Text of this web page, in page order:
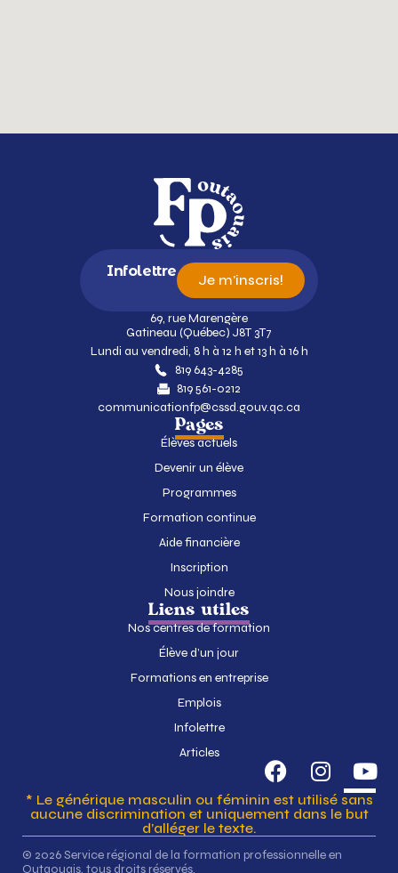
Infolettre
Je m'inscris!
69, rue Marengère
Gatineau (Québec) J8T 3T7
Lundi au vendredi, 8 h à 12 h et 13 h à 16 h
819 643-4285
819 561-0212
communicationfp@cssd.gouv.qc.ca
Pages
Élèves actuels
Devenir un élève
Programmes
Formation continue
Aide financière
Inscription
Nous joindre
Liens utiles
Nos centres de formation
Élève d’un jour
Formations en entreprise
Emplois
Infolettre
Articles
* Le générique masculin ou féminin est utilisé sans
aucune discrimination et uniquement dans le but
d’alléger le texte.
© 2026 Service régional de la formation professionnelle en
Outaouais, tous droits réservés.